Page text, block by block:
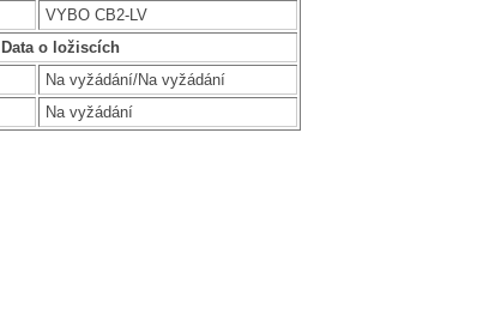
VYBO CB2-LV
Data o ložiscích
Na vyžádání/Na vyžádání
Na vyžádání